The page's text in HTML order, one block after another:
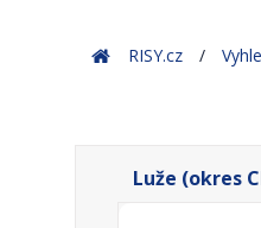
HomeRISY.cz
Luže (okres